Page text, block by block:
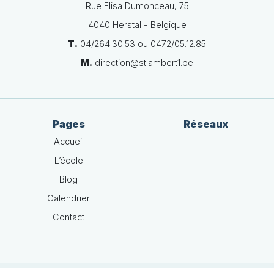
Rue Elisa Dumonceau, 75
4040 Herstal - Belgique
T. 04/264.30.53 ou 0472/05.12.85
M. direction@stlambert1.be
Pages
Accueil
L’école
Blog
Calendrier
Contact
Réseaux